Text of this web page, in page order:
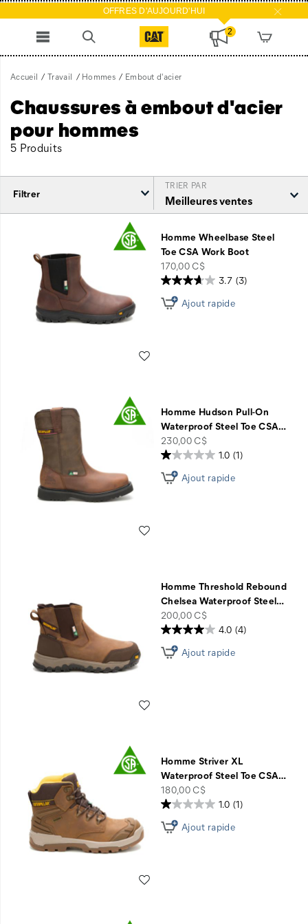
OFFRES D'AUJOURD'HUI
2
Accueil Travail Hommes Embout d'acier
Chaussures à embout d'acier
pour hommes
5 Produits
Filtrer
TRIER PAR
Embout
intégré
Homme Wheelbase Steel
Toe CSA Work Boot
price
170,00 C$
3.7 (3)
Ajout rapide
Homme Hudson Pull-On
Waterproof Steel Toe CSA…
price
230,00 C$
1.0 (1)
Ajout rapide
Homme Threshold Rebound
Chelsea Waterproof Steel…
price
200,00 C$
4.0 (4)
Ajout rapide
Homme Striver XL
Waterproof Steel Toe CSA…
price
180,00 C$
1.0 (1)
Ajout rapide